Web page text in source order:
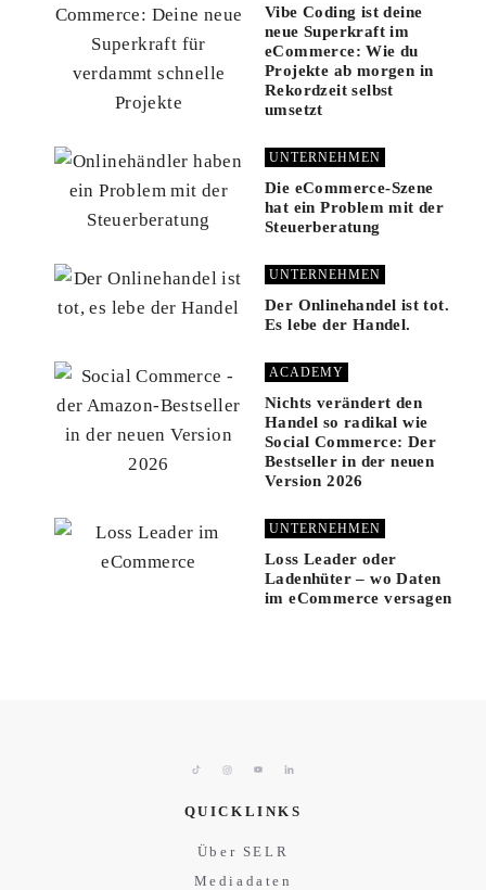
Vibe Coding ist deine
neue Superkraft im
eCommerce: Wie du
Projekte ab morgen in
Rekordzeit selbst
umsetzt
UNTERNEHMEN
Die eCommerce-Szene
hat ein Problem mit der
Steuerberatung
UNTERNEHMEN
Der Onlinehandel ist tot.
Es lebe der Handel.
ACADEMY
Nichts verändert den
Handel so radikal wie
Social Commerce: Der
Bestseller in der neuen
Version 2026
UNTERNEHMEN
Loss Leader oder
Ladenhüter – wo Daten
im eCommerce versagen
QUICKLINKS
Über SELR
Mediadaten